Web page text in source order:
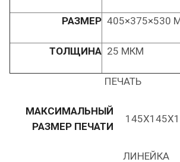
РАЗМЕР 405×375×530
ТОЛЩИНА 25 МКМ
ПЕЧАТЬ
МАКСИМАЛЬНЫЙ
РАЗМЕР ПЕЧАТИ
ЛИНЕЙКА